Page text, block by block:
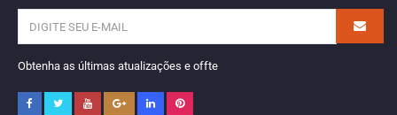
Obtenha as últimas atualizações e offte